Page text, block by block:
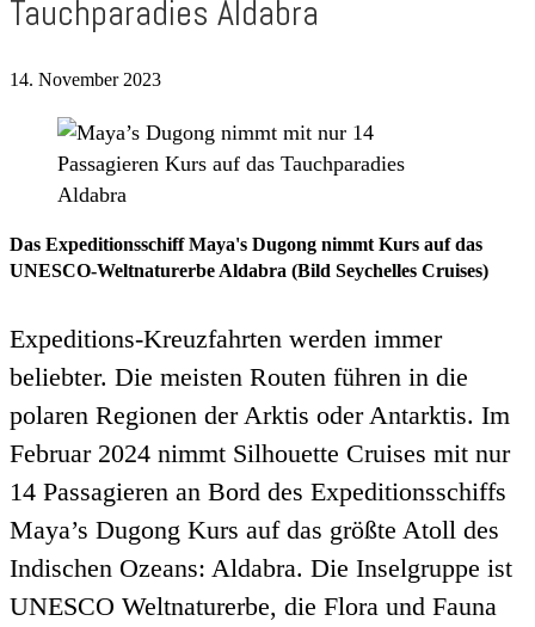
Tauchparadies Aldabra
14. November 2023
Das Expeditionsschiff Maya's Dugong nimmt Kurs auf das
UNESCO-Weltnaturerbe Aldabra (Bild Seychelles Cruises)
Expeditions-Kreuzfahrten werden immer
beliebter. Die meisten Routen führen in die
polaren Regionen der Arktis oder Antarktis. Im
Februar 2024 nimmt Silhouette Cruises mit nur
14 Passagieren an Bord des Expeditionsschiffs
Maya’s Dugong Kurs auf das größte Atoll des
Indischen Ozeans: Aldabra. Die Inselgruppe ist
UNESCO Weltnaturerbe, die Flora und Fauna